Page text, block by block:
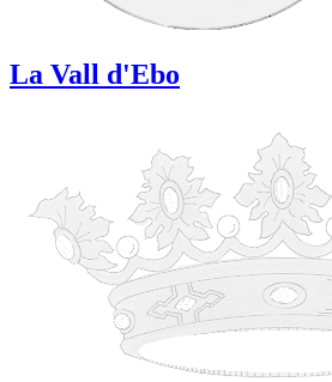
La Vall d'Ebo